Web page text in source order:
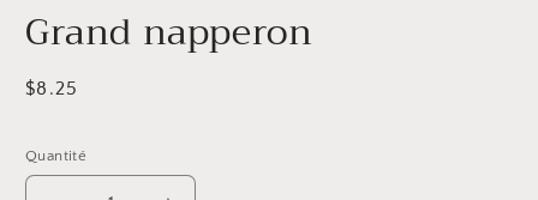
une
fenêtre
Grand napperon
Prix
$8.25
Quantité